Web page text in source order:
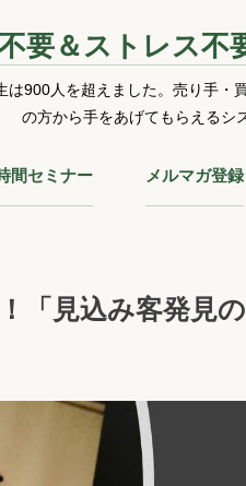
要＆ストレス不
は900人を超えました。売り手・
の方から手をあげてもらえるシ
間セミナー メルマガ登録
「見込み客発見